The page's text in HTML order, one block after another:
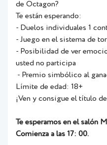
de Octagon?
Te están esperando:
- Duelos individuales 1
- Juego en el sistema de
- Posibilidad de ver
usted no participa
- Premio simbólico al
Límite de edad: 18+
¡Ven y consigue el título
Te esperamos en el salón
Comienza a las 17: 00.